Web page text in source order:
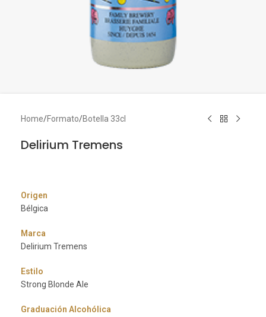
Home/Formato/Botella 33cl
Delirium Tremens
Origen
Bélgica
Marca
Delirium Tremens
Estilo
Strong Blonde Ale
Graduación Alcohólica